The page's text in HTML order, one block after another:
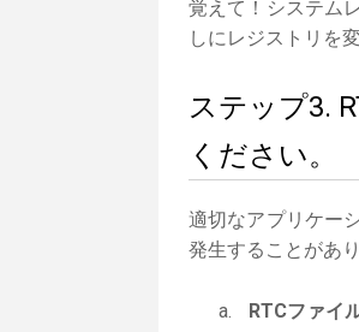
覚えて！システム
しにレジストリを
ステップ3.
ください。
適切なアプリケー
発生することがあり
RTCファイ